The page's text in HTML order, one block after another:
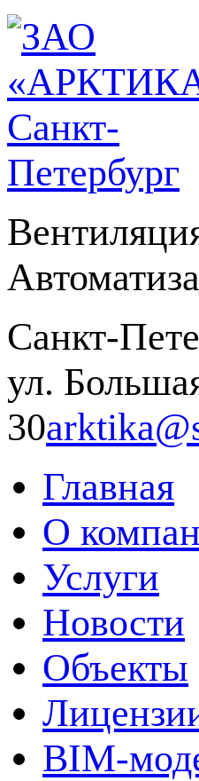
Санкт-
ул.
30
Главная
О
Услуги
Новости
Объекты
BIM-